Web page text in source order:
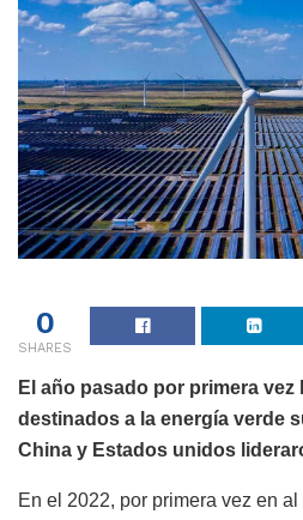
0
SHARES
El año pasado por primera
destinados a la energía verde
China y Estados unidos
En el 2022, por primera vez en